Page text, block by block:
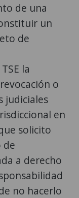
de una
un
de
la
o
judiciales
en
solicito
de
a derecho
no hacerlo